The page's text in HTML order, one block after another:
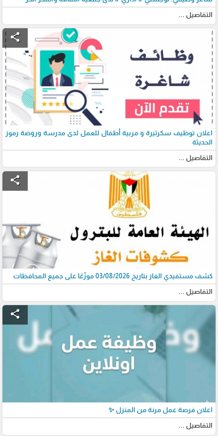
التفاصيل ...
share
اعلان توظيف سكرتيرة و مربية أطفال للعمل لدى مدرسة وروضة رموز
الحديثة
التفاصيل ...
share
كشف مستفيدي الغاز بتاريخ 03/08/2026 موزّعًا على جميع المحافظات
التفاصيل ...
share
اعلان فرصة عمل مرنة من المنزل ✨
التفاصيل ...